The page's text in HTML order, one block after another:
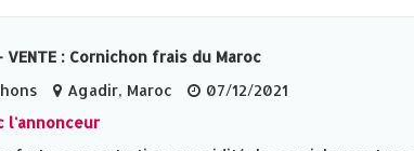
VENTE : Cornichon frais du Maroc
Agadir, Maroc
07/12/2021
l'annonceur